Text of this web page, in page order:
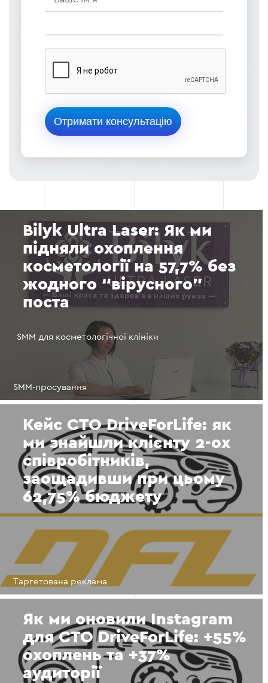
Bilyk Ultra Laser: Як ми
підняли охоплення
косметології на 57,7% без
жодного “вірусного”
поста
SMM для косметологічної клініки
SMM-просування
Кейс СТО DriveForLife: як
ми знайшли клієнту 2-ох
співробітників,
заощадивши при цьому
62,75% бюджету
Таргетована реклама
Як ми оновили Instagram
для СТО DriveForLife: +55%
охоплень та +37%
аудиторії